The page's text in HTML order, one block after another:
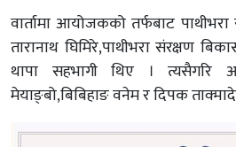
वार्तामा आयोजकको तर्फबाट
तारानाथ घिमिरे,पाथीभरा संरक्षण
थापा सहभागी थिए । त्यसैगरि
मेयाङ्बो,बिबिहाङ वनेम र दिपक